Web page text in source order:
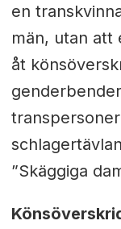
en
män, utan att
åt
”Skäggiga